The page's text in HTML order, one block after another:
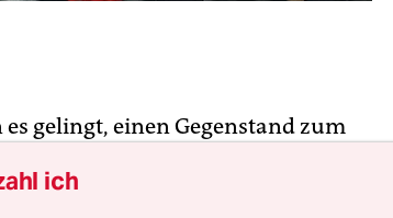
gelingt, einen Gegenstand zum
Aber auch die jüngsten
ich